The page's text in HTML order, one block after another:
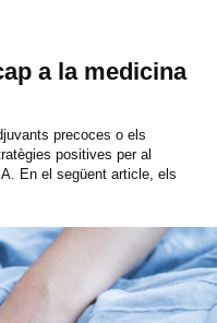
a la medicina
precoces o els
positives per al
En el següent article, els